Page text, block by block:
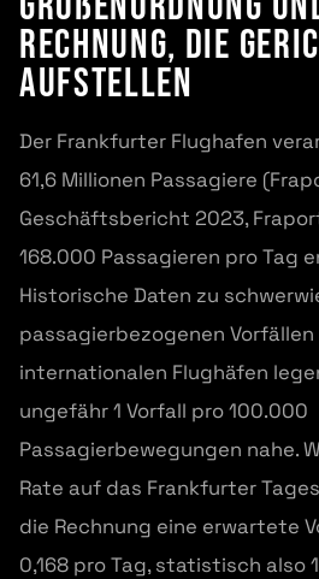
Rechnung, die
aufstellen
Der Frankfurter Flughafen
61,6 Millionen Passagiere
Geschäftsbericht 2023,
168.000 Passagieren pro Tag
Historische Daten zu
passagierbezogenen Vorfällen
internationalen Flughäfen
ungefähr 1 Vorfall pro 100.000
Passagierbewegungen nahe.
Rate auf das Frankfurter
die Rechnung eine erwartete
0,168 pro Tag, statistisch also